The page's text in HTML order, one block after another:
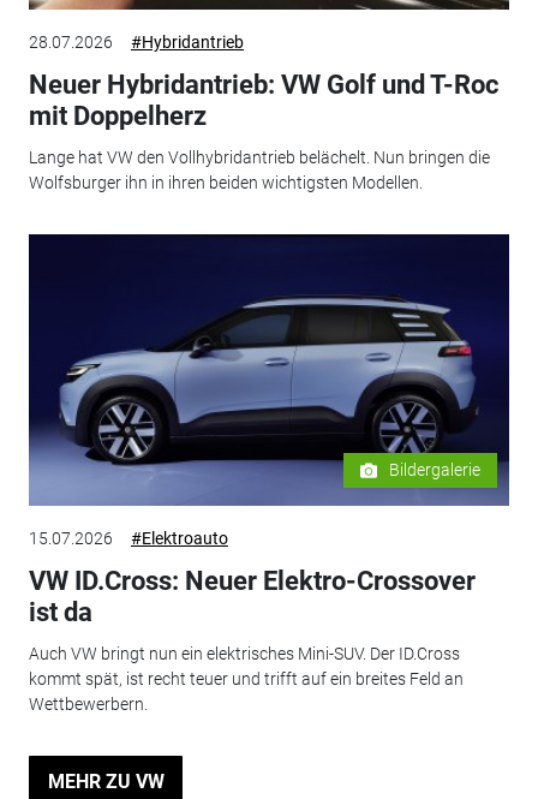
28.07.2026 #Hybridantrieb
Neuer Hybridantrieb: VW Golf und T-Roc
mit Doppelherz
Lange hat VW den Vollhybridantrieb belächelt. Nun bringen die
Wolfsburger ihn in ihren beiden wichtigsten Modellen.
Bildergalerie
15.07.2026 #Elektroauto
VW ID.Cross: Neuer Elektro-Crossover
ist da
Auch VW bringt nun ein elektrisches Mini-SUV. Der ID.Cross
kommt spät, ist recht teuer und trifft auf ein breites Feld an
Wettbewerbern.
MEHR ZU VW